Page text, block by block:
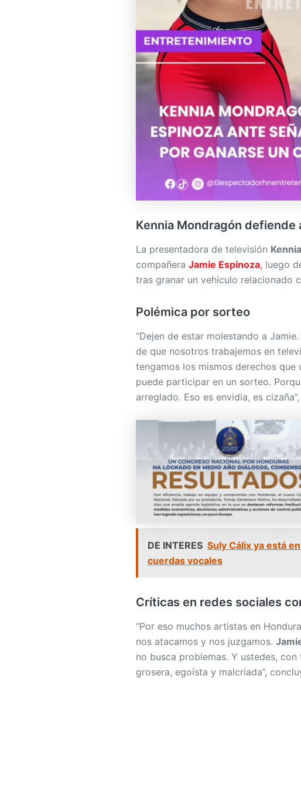
Kennia Mondragón defiende
La presentadora de televisión
compañera Jamie Espinoza, luego
tras granar un vehículo relacionado
Polémica por sorteo
“Dejen de estar molestando a Jamie.
de que nosotros trabajemos en
tengamos los mismos derechos
puede participar en un sorteo.
arreglado. Eso es envidia, es
DE INTERES Suly Cálix ya está
cuerdas vocales
Críticas en redes sociales
“Por eso muchos artistas en
nos atacamos y nos juzgamos.
no busca problemas. Y ustedes,
grosera, egoísta y malcriada”,